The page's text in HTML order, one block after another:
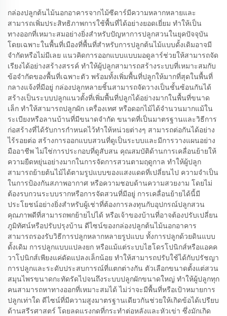
กล่องปลูกต้นไม้นอกอาคารจากไม้ซีดาร์มีความหลากหลายและ
สามารถเพิ่มประสิทธิภาพการใช้พื้นที่ได้อย่างยอดเยี่ยม ทำให้เป็น
ทางออกที่เหมาะสมอย่างยิ่งสำหรับปัญหาการปลูกสวนในยุคปัจจุบัน
โดยเฉพาะในพื้นที่เมืองที่พื้นที่สำหรับการปลูกต้นไม้แบบดั้งเดิมอาจมี
จำกัดหรือไม่มีเลย แนวคิดการออกแบบแบบมอดูลาร์ช่วยให้สามารถจัด
เรียงได้อย่างสร้างสรรค์ ทำให้ผู้ปลูกสามารถสร้างระบบที่เหมาะสมกับ
ข้อจำกัดของพื้นที่เฉพาะตัว พร้อมทั้งเพิ่มพื้นที่ปลูกให้มากที่สุดในพื้นที่
กลางแจ้งที่มีอยู่ กล่องปลูกหลายชิ้นสามารถจัดวางเป็นชั้นซ้อนกันได้
สร้างเป็นระบบปลูกแนวตั้งที่เพิ่มพื้นที่ปลูกได้อย่างมากในพื้นที่ขนาด
เล็ก ทำให้สามารถปลูกผัก เครื่องเทศ หรือดอกไม้ได้จำนวนมากแม้ใน
ระเบียงหรือลานบ้านที่มีขนาดจำกัด ขนาดที่เป็นมาตรฐานและวิธีการ
ก่อสร้างที่ได้รับการกำหนดไว้ทำให้หน่วยต่างๆ สามารถต่อกันได้อย่าง
ไร้รอยต่อ สร้างการออกแบบสวนที่ดูเป็นระบบและมีการวางแผนอย่าง
มืออาชีพ ไม่ใช่การประกอบที่ดูสับสน คุณสมบัติด้านการเคลื่อนย้ายให้
ความยืดหยุ่นอย่างมากในการจัดการสวนตามฤดูกาล ทำให้ผู้ปลูก
สามารถย้ายต้นไม้ได้ตามรูปแบบของแสงแดดที่เปลี่ยนไป ความจำเป็น
ในการป้องกันสภาพอากาศ หรือความชอบด้านความสวยงาม โดยไม่
ต้องรบกวนระบบรากหรือการจัดสวนที่มีอยู่ การเคลื่อนย้ายได้นี้มี
ประโยชน์อย่างยิ่งสำหรับผู้เช่าที่ต้องการลงทุนกับอุปกรณ์ปลูกสวน
คุณภาพดีที่สามารถพกย้ายไปได้ หรือเจ้าของบ้านที่อาจต้องปรับเปลี่ยน
ภูมิทัศน์หรือปรับปรุงบ้าน ดีไซน์ของกล่องปลูกต้นไม้นอกอาคาร
สามารถรองรับวิธีการปลูกหลากหลายรูปแบบ ทั้งการปลูกด้วยดินแบบ
ดั้งเดิม การปลูกแบบแปลงยก หรือแม้แต่ระบบไฮโดรโปนิกส์หรือแอคค
วาโปนิกส์เพียงแค่ดัดแปลงเล็กน้อย ทำให้สามารถปรับใช้ได้กับปรัชญา
การปลูกและระดับประสบการณ์ที่แตกต่างกัน ตัวเลือกขนาดตั้งแต่สวน
สมุนไพรขนาดกะทัดรัดไปจนถึงระบบปลูกผักขนาดใหญ่ ทำให้ผู้ปลูกทุก
คนสามารถหาทางออกที่เหมาะสมได้ ไม่ว่าจะมีพื้นที่หรือเป้าหมายการ
ปลูกเท่าใด ดีไซน์ที่มีความสูงมาตรฐานเดียวกันช่วยให้เกิดข้อได้เปรียบ
ด้านสรีรศาสตร์ โดยลดแรงกดที่กระทำต่อหลังและหัวเข่า ซึ่งมักเกิด